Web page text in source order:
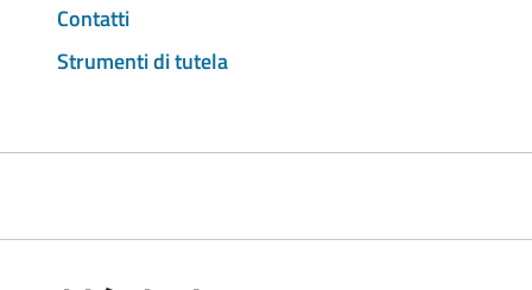
Contatti
Strumenti di tutela